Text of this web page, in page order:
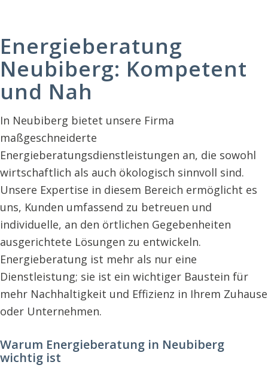
Energieberatung
Neubiberg: Kompetent
und Nah
In Neubiberg bietet unsere Firma
maßgeschneiderte
Energieberatungsdienstleistungen an, die sowohl
wirtschaftlich als auch ökologisch sinnvoll sind.
Unsere Expertise in diesem Bereich ermöglicht es
uns, Kunden umfassend zu betreuen und
individuelle, an den örtlichen Gegebenheiten
ausgerichtete Lösungen zu entwickeln.
Energieberatung ist mehr als nur eine
Dienstleistung; sie ist ein wichtiger Baustein für
mehr Nachhaltigkeit und Effizienz in Ihrem Zuhause
oder Unternehmen.
Warum Energieberatung in Neubiberg
wichtig ist